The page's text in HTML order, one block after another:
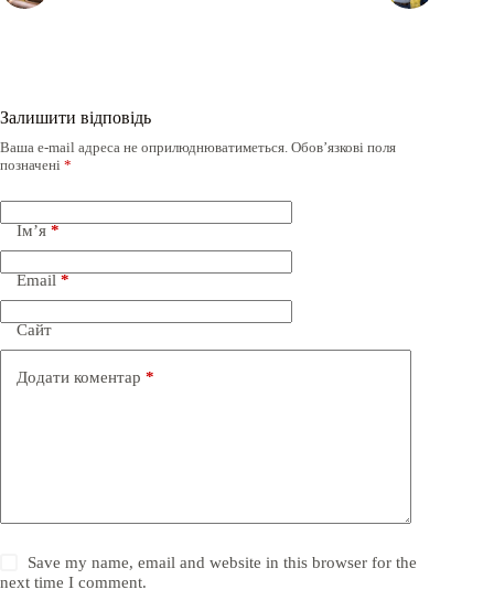
Залишити відповідь
Ваша e-mail адреса не оприлюднюватиметься. Обов’язкові поля
позначені *
Ім’я *
Email *
Сайт
Додати коментар *
Save my name, email and website in this browser for the
next time I comment.